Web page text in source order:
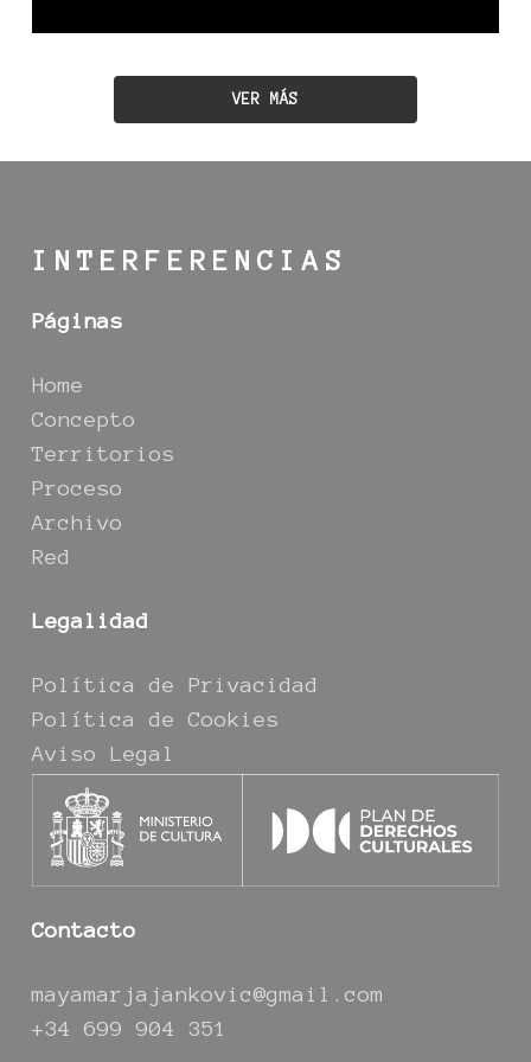
VER MÁS
INTERFERENCIAS
Páginas
Home
Concepto
Territorios
Proceso
Archivo
Red
Legalidad
Política de Privacidad
Política de Cookies
Aviso Legal
Contacto
mayamarjajankovic@gmail.com
+34 699 904 351